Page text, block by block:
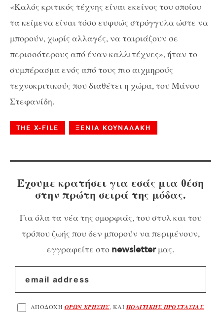
«Καλός κριτικός τέχνης είναι εκείνος του οποίου
τα κείμενα είναι τόσο ευφυώς στρόγγυλα ώστε να
μπορούν, χωρίς αλλαγές, να ταιριάζουν σε
περισσότερους από έναν καλλιτέχνες», ήταν το
συμπέρασμα ενός από τους πιο αιχμηρούς
τεχνοκριτικούς που διαθέτει η χώρα, του Μάνου
Στεφανίδη.
THE X-FILE ΞΕΝΙΑ ΚΟΥΝΑΛΑΚΗ
Έχουμε κρατήσει για εσάς μια θέση
στην πρώτη σειρά της μόδας.
Για όλα τα νέα της ομορφιάς, του στυλ και του
τρόπου ζωής που δεν μπορούν να περιμένουν,
εγγραφείτε στο newsletterμας.
ΑΠΟΔΟΧΗ ΟΡΩΝ ΧΡΗΣΗΣ, ΚΑΙ ΠΟΛΙΤΙΚΗΣ ΠΡΟΣΤΑΣΙΑΣ